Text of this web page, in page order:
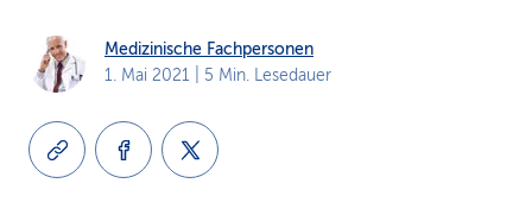
i
Medizinische Fachpersonen
1. Mai 2021 | 5 Min. Lesedauer